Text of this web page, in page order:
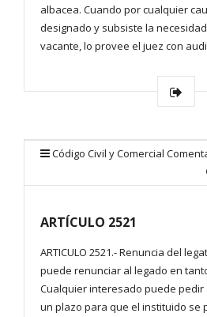
albacea. Cuando por cualquier
designado y subsiste la
vacante, lo provee el juez con
Código Civil y Comercial
ARTÍCULO 2521
ARTICULO 2521.- Renuncia del
puede renunciar al legado en
Cualquier interesado puede pedir
un plazo para que el instituido se